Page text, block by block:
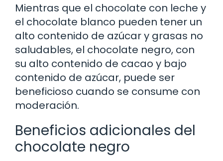
Mientras que el chocolate con leche y
el chocolate blanco pueden tener un
alto contenido de azúcar y grasas no
saludables, el chocolate negro, con
su alto contenido de cacao y bajo
contenido de azúcar, puede ser
beneficioso cuando se consume con
moderación.
Beneficios adicionales del
chocolate negro